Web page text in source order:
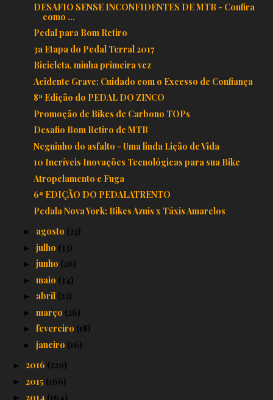
DESAFIO SENSE INCONFIDENTES DE MTB - Confira
como ...
Pedal para Bom Retiro
3a Etapa do Pedal Terral 2017
Bicicleta, minha primeira vez
Acidente Grave: Cuidado com o Excesso de Confiança
8ª Edição do PEDAL DO ZINCO
Promoção de Bikes de Carbono TOPs
Desafio Bom Retiro de MTB
Neguinho do asfalto - Uma linda Lição de Vida
10 Incríveis Inovações Tecnológicas para sua Bike
Atropelamento e Fuga
6ª EDIÇÃO DO PEDALATRENTO
Pedala Nova York: Bikes Azuis x Táxis Amarelos
► agosto (23)
► julho (33)
► junho (26)
► maio (34)
► abril (22)
► março (26)
► fevereiro (18)
► janeiro (16)
► 2016 (229)
► 2015 (166)
► 2014 (164)